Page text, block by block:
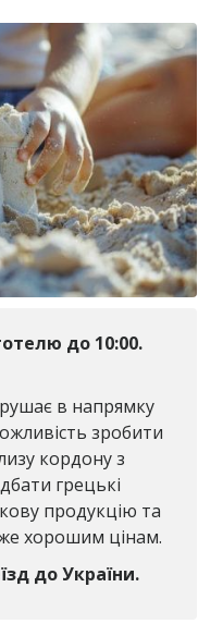
до 10:00.
в напрямку
зробити
кордону з
грецькі
продукцію та
хорошим цінам.
до України.